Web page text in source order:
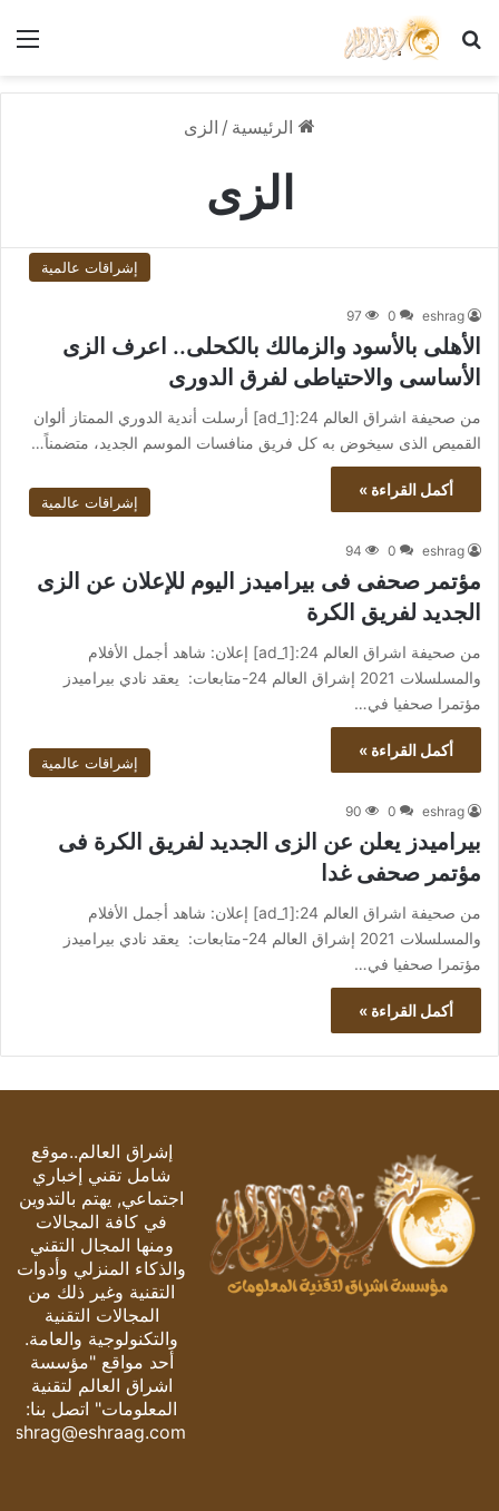
بحث عن
الرئيسية / الزى
الزى
إشراقات عالمية
eshrag
0
97
الأهلى بالأسود والزمالك بالكحلى.. اعرف الزى
الأساسى والاحتياطى لفرق الدورى
من صحيفة اشراق العالم 24:[ad_1] أرسلت أندية الدوري الممتاز ألوان
القميص الذى سيخوض به كل فريق منافسات الموسم الجديد، متضمناً…
أكمل القراءة »
إشراقات عالمية
eshrag
0
94
مؤتمر صحفى فى بيراميدز اليوم للإعلان عن الزى
الجديد لفريق الكرة
من صحيفة اشراق العالم 24:[ad_1] إعلان: شاهد أجمل الأفلام
والمسلسلات 2021 إشراق العالم 24-متابعات: يعقد نادي بيراميدز
مؤتمرا صحفيا في…
أكمل القراءة »
إشراقات عالمية
eshrag
0
90
بيراميدز يعلن عن الزى الجديد لفريق الكرة فى
مؤتمر صحفى غدا
من صحيفة اشراق العالم 24:[ad_1] إعلان: شاهد أجمل الأفلام
والمسلسلات 2021 إشراق العالم 24-متابعات: يعقد نادي بيراميدز
مؤتمرا صحفيا في…
أكمل القراءة »
إشراق العالم..موقع
شامل تقني إخباري
اجتماعي, يهتم بالتدوين
في كافة المجالات
ومنها المجال التقني
والذكاء المنزلي وأدوات
التقنية وغير ذلك من
المجالات التقنية
والتكنولوجية والعامة.
أحد مواقع "مؤسسة
اشراق العالم لتقنية
المعلومات" اتصل بنا:
eshrag@eshraag.com